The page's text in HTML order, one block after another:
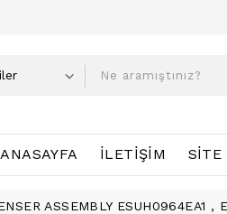
ANASAYFA İLETIŞIM SITE
ASSEMBLY ESUH0964EA1 ,